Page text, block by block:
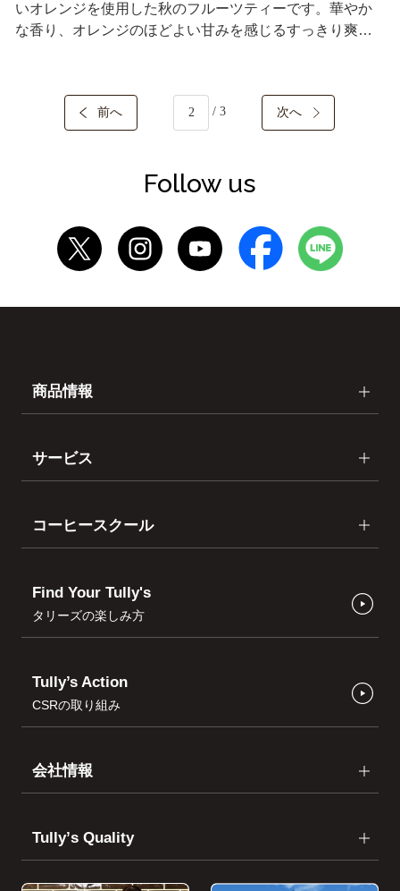
いオレンジを使用した秋のフルーツティーです。華やか
な香り、オレンジのほどよい甘みを感じるすっきり爽や
前へ / 3 次へ
Follow us
商品情報
サービス
コーヒースクール
Find Your Tully's
タリーズの楽しみ方
Tully’s Action
CSRの取り組み
会社情報
Tullyʼs Quality